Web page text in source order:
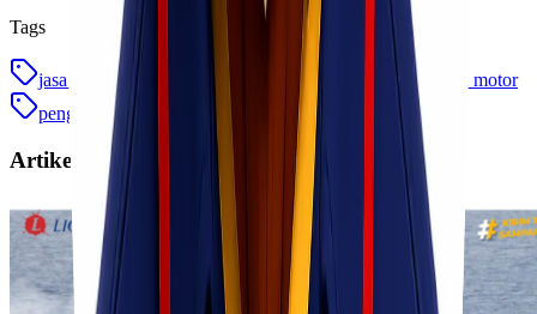
Tags
jasa kirim motor jasa kirim motor antar pulau
kirim motor
pengiriman motor
pengiriman motor antar pulau
Artikel Terkait